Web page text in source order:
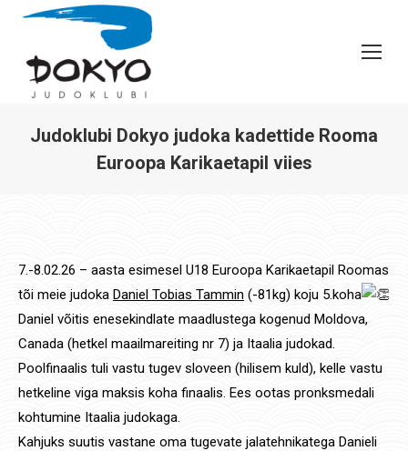
Judoklubi Dokyo judoka kadettide Rooma
Euroopa Karikaetapil viies
7.-8.02.26 – aasta esimesel U18 Euroopa Karikaetapil Roomas
tõi meie judoka Daniel Tobias Tammin (-81kg) koju 5.koha
Daniel võitis enesekindlate maadlustega kogenud Moldova,
Canada (hetkel maailmareiting nr 7) ja Itaalia judokad.
Poolfinaalis tuli vastu tugev sloveen (hilisem kuld), kelle vastu
hetkeline viga maksis koha finaalis. Ees ootas pronksmedali
kohtumine Itaalia judokaga.
Kahjuks suutis vastane oma tugevate jalatehnikatega Danieli